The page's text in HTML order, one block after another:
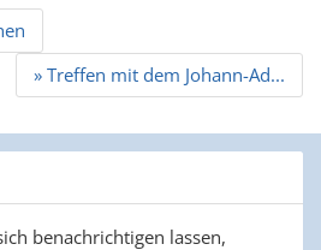
» Treffen mit dem Johann-Ad...
benachrichtigen lassen,